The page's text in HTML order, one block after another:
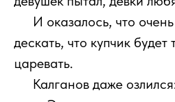
И оказалось, что
дескать, что купчик будет
царевать.
Калганов даже